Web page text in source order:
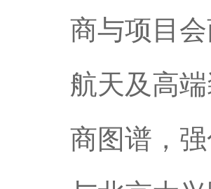
商与项目
航天及高
商图谱，